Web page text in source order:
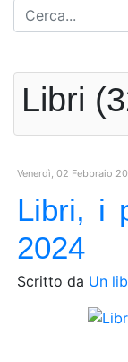
Libri
Venerdì, 02 Febbraio
Libri, i
2024
Scritto da Un